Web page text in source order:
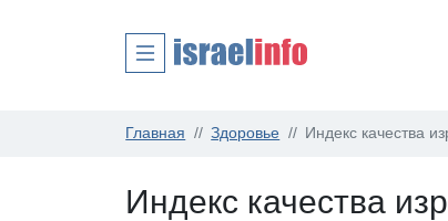
Главная Здоровье Индекс качества
Индекс качества